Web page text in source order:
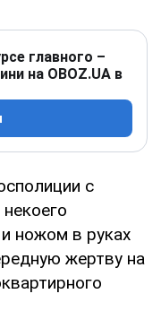
главного –
на OBOZ.UA в
с
ножом в руках
жертву на